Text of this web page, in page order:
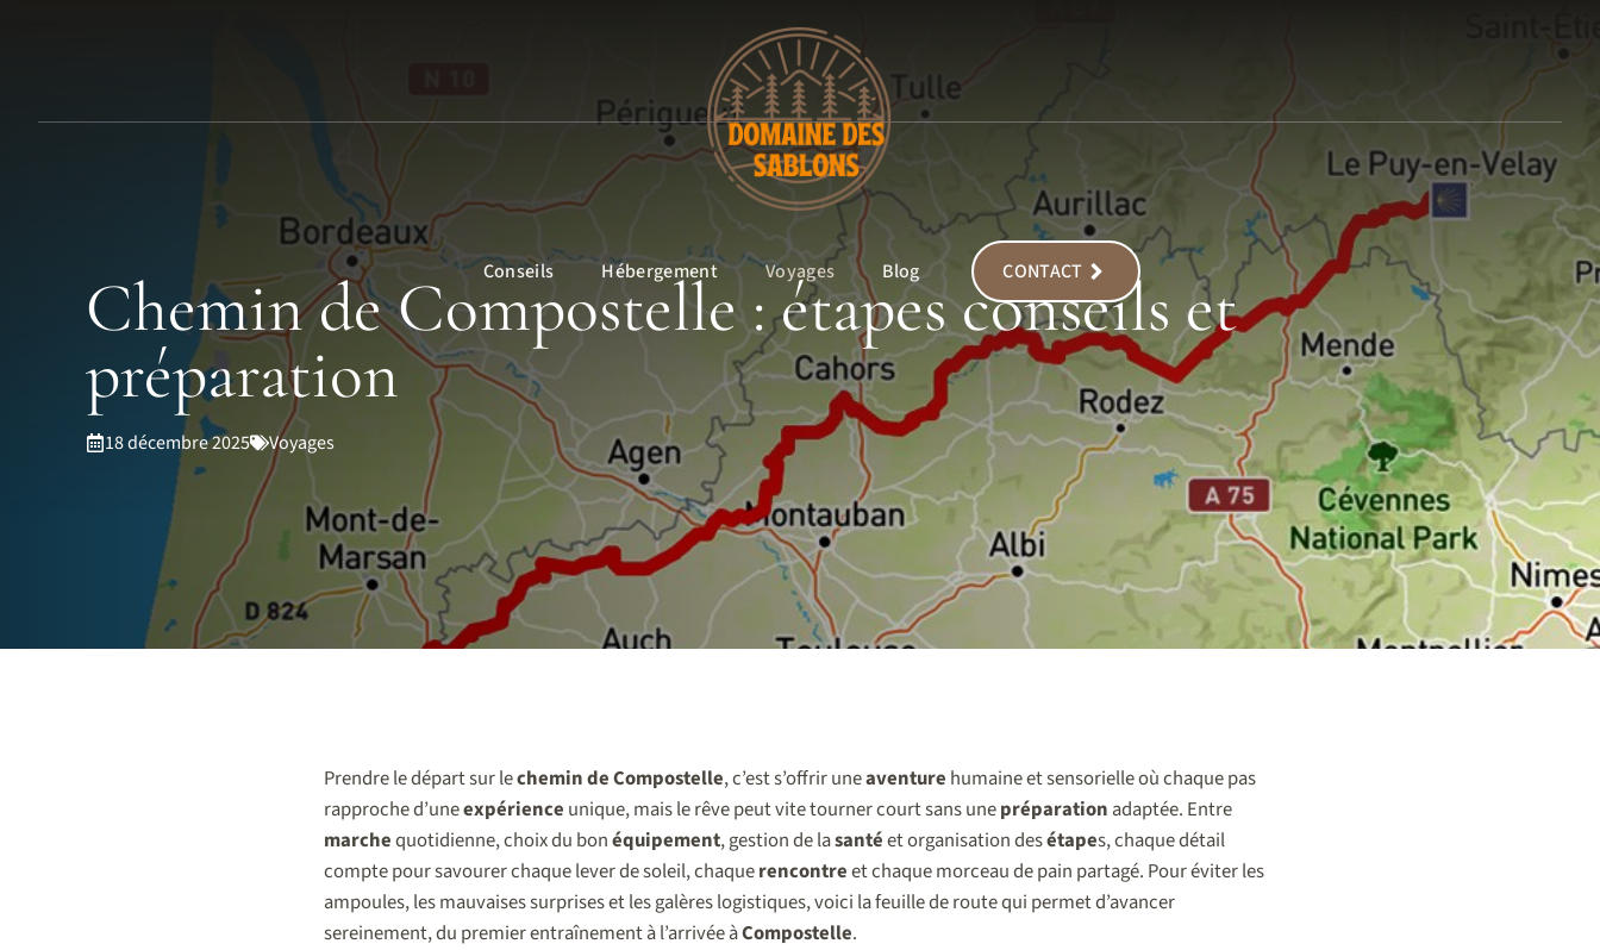
Conseils Hébergement Voyages Blog CONTACT
Chemin de Compostelle : étapes conseils et
préparation
18 décembre 2025 Voyages
Prendre le départ sur lechemin de Compostelle, c’est s’offrir uneaventure humaine et sensorielle où chaque pas
rapproche d’uneexpérience unique, mais le rêve peut vite tourner court sans unepréparation adaptée. Entre
marchequotidienne, choix du bonéquipement, gestion de lasantéet organisation desétapes, chaque détail
compte pour savourer chaque lever de soleil, chaquerencontreet chaque morceau de pain partagé. Pour éviter les
ampoules, les mauvaises surprises et les galères logistiques, voici la feuille de route qui permet d’avancer
sereinement, du premier entraînement à l’arrivée àCompostelle.